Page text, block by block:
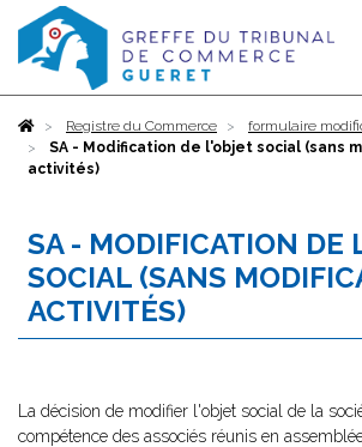
AccueilRegistre du Commerce
formulaire
SA - Modification de l'objet social (sans
activités)
SA - MODIFICATION DE
SOCIAL (SANS
ACTIVITÉS)
La décision de modifier l'objet social de la
compétence des associés réunis en